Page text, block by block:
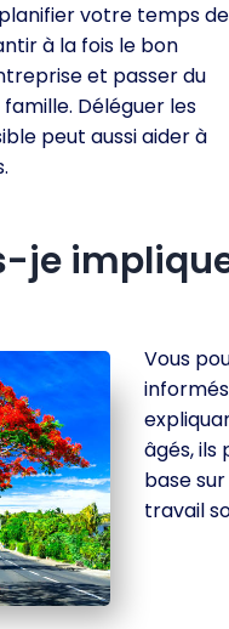
votre temps de
à la fois le bon
et passer du
Déléguer les
peut aussi aider à
je
Vous
âgés,
base sur
travail